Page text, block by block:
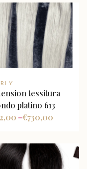
tessitura
platino 613
– 730,00
€